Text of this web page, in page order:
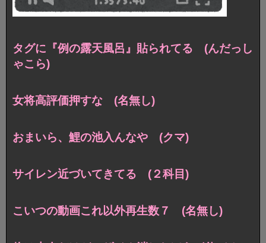
タグに『例の露天風呂』貼られてる (んだっし
ゃこら)
女将高評価押すな (名無し)
おまいら、鯉の池入んなや (クマ)
サイレン近づいてきてる (２科目)
こいつの動画これ以外再生数７ (名無し)